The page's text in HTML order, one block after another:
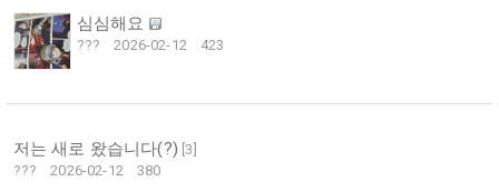
심심해요
??? 2026-02-12 423
저는 새로 왔습니다(?) [3
???
2026-02-12 380